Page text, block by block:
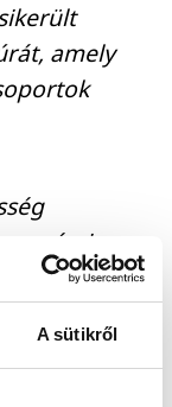
A sütikről
amely
távú